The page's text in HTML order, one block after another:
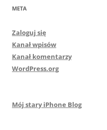
META
Zaloguj się
Kanał wpisów
Kanał komentarzy
WordPress.org
Mój stary iPhone Blog